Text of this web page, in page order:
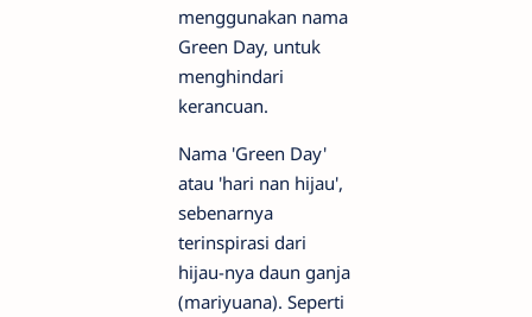
menggunakan nama
Green Day, untuk
menghindari
kerancuan.
Nama 'Green Day'
atau 'hari nan hijau',
sebenarnya
terinspirasi dari
hijau-nya daun ganja
(mariyuana). Seperti